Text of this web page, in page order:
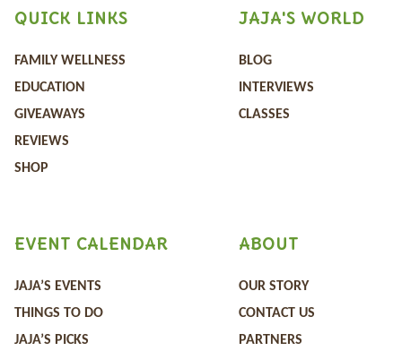
QUICK LINKS
FAMILY WELLNESS
EDUCATION
GIVEAWAYS
REVIEWS
SHOP
JAJA'S WORLD
BLOG
INTERVIEWS
CLASSES
ABOUT
OUR STORY
CONTACT US
PARTNERS
EVENT CALENDAR
JAJA’S EVENTS
THINGS TO DO
JAJA’S PICKS